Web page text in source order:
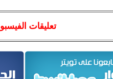
تعليقات